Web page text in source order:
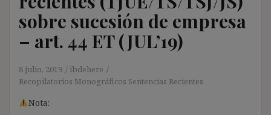
sobre sucesión de empresa
– art. 44 ET (JUL’19)
8 julio, 2019
ibdehere
Recopilatorios Monográficos Sentencias Recientes
Nota: